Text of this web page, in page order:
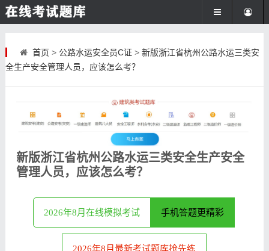
首页 > 公路水运安全员C证> 新版浙江省杭州公路水运三类安
全生产安全管理人员，应该怎么考？
新版浙江省杭州公路水运三类安全生产安全
管理人员，应该怎么考？
2026年8月在线模拟考试 手机答题更精彩
2026年8月最新考试题库抢先练